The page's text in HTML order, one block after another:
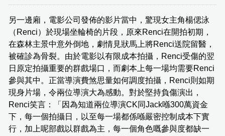
另一邊廂，電影公司發佈的影片當中，驚現女主角楊偲泳
（Renci）於現場坐輪椅的片段，原來Renci在開拍初期，
在森林主景中意外倒地，劇情見狀馬上將Renci送院留醫，
被確診為骨裂。由於電影以有限成本拍攝，Renci受傷的翌
日原定拍攝重要的群戲場口，而劇本上每一場均需要Renci
參與其中。正當導演費煞思量如何調度拍攝，Renci則如期
現身片場，令兩位導演大為感動。對於堅持負傷演出，
Renci笑言：「因為知道兩位導演CK同Jack喺300萬資金
下，每一個拍攝日，以至每一場都係喺嚴密控制成本下實
行，加上呢部戲以群戲為主，每一個角色嘅參與度都缺一